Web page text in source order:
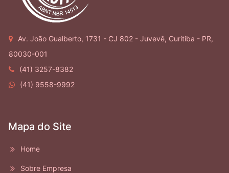
Av. João Gualberto, 1731 - CJ 802 - Juvevê, Curitiba - PR,
80030-001
(41) 3257-8382
(41) 9558-9992
Mapa do Site
Home
Sobre Empresa